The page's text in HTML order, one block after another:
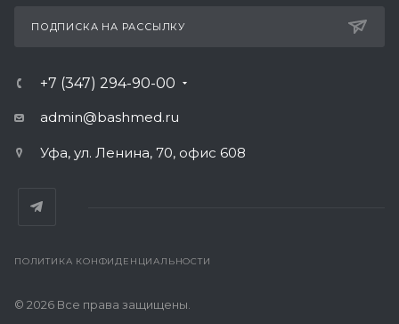
ПОДПИСКА НА РАССЫЛКУ
+7 (347) 294-90-00
admin@bashmed.ru
Уфа, ул. Ленина, 70, офис 608
ПОЛИТИКА КОНФИДЕНЦИАЛЬНОСТИ
© 2026 Все права защищены.